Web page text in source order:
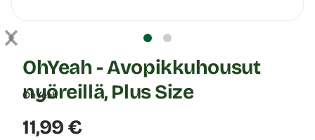
OhYeah
OhYeah - Avopikkuhousut
nyöreillä, Plus Size
Hinta:
11,99 €